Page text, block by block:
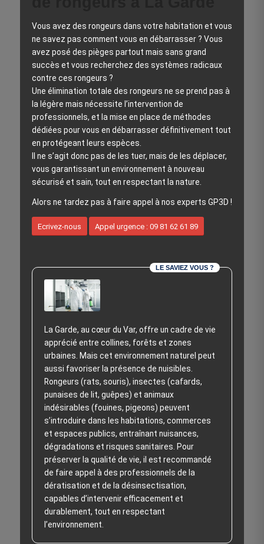
Vous avez des rongeurs dans votre habitation et vous
ne savez pas comment vous en débarrasser ? Vous
avez posé des pièges partout mais sans grand
succès et vous recherchez des systèmes radicaux
contre ces rongeurs ?
Une élimination totale des rongeurs ne se prend pas à
la légère mais nécessite l’intervention de
professionnels, et la mise en place de méthodes
dédiées pour vous en débarrasser définitivement tout
en protégeant leurs espèces.
Il ne s’agit donc pas de les tuer, mais de les déplacer,
vous garantissant un environnement à nouveau
sécurisé et sain, tout en respectant la nature.
Alors ne tardez pas à faire appel à nos experts GP3D !
Ecrivez-nous Appel urgence : 09 81 62 61 89
LE SAVIEZ VOUS ?
La Garde, au cœur du Var, offre un cadre de vie
apprécié entre collines, forêts et zones
urbaines. Mais cet environnement naturel peut
aussi favoriser la présence de nuisibles.
Rongeurs (rats, souris), insectes (cafards,
punaises de lit, guêpes) et animaux
indésirables (fouines, pigeons) peuvent
s’introduire dans les habitations, commerces
et espaces publics, entraînant nuisances,
dégradations et risques sanitaires. Pour
préserver la qualité de vie, il est recommandé
de faire appel à des professionnels de la
dératisation et de la désinsectisation,
capables d’intervenir efficacement et
durablement, tout en respectant
l’environnement.